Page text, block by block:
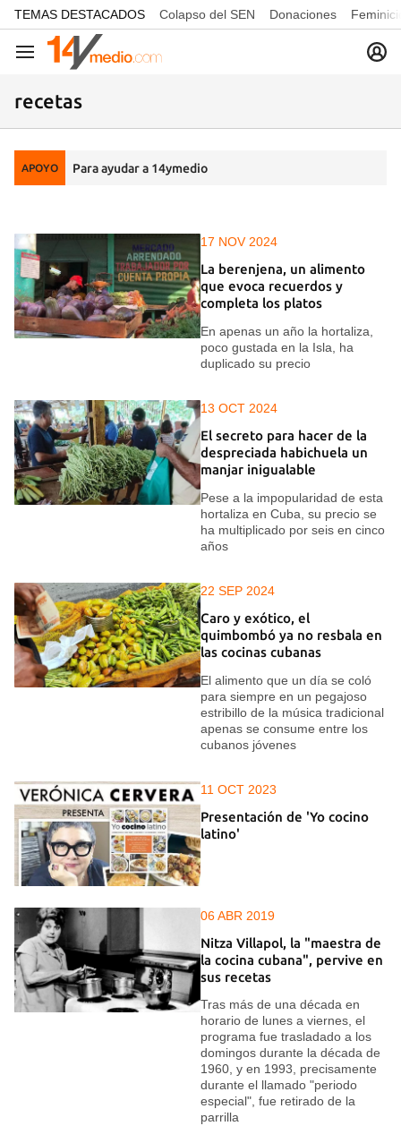
common.go-to-content
TEMAS DESTACADOS Colapso del SEN Donaciones
Navegación
recetas
APOYO Para ayudar a 14ymedio
17 NOV 2024
La berenjena, un alimento
que evoca recuerdos y
completa los platos
En apenas un año la hortaliza,
poco gustada en la Isla, ha
duplicado su precio
13 OCT 2024
El secreto para hacer de la
despreciada habichuela un
manjar inigualable
Pese a la impopularidad de esta
hortaliza en Cuba, su precio se
ha multiplicado por seis en cinco
años
22 SEP 2024
Caro y exótico, el
quimbombó ya no resbala en
las cocinas cubanas
El alimento que un día se coló
para siempre en un pegajoso
estribillo de la música tradicional
apenas se consume entre los
cubanos jóvenes
11 OCT 2023
Presentación de 'Yo cocino
latino'
06 ABR 2019
Nitza Villapol, la "maestra de
la cocina cubana", pervive en
sus recetas
Tras más de una década en
horario de lunes a viernes, el
programa fue trasladado a los
domingos durante la década de
1960, y en 1993, precisamente
durante el llamado "periodo
especial", fue retirado de la
parrilla